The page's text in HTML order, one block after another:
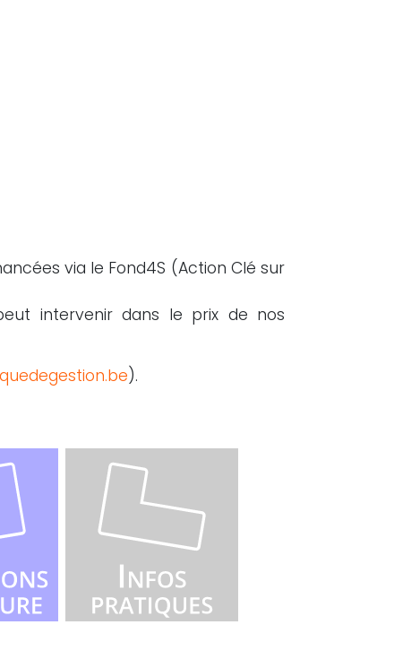
via le Fond4S (Action Clé sur
intervenir dans le prix de nos
).